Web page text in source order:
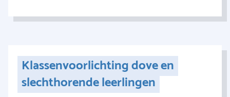
Klassenvoorlichting dove en
slechthorende leerlingen